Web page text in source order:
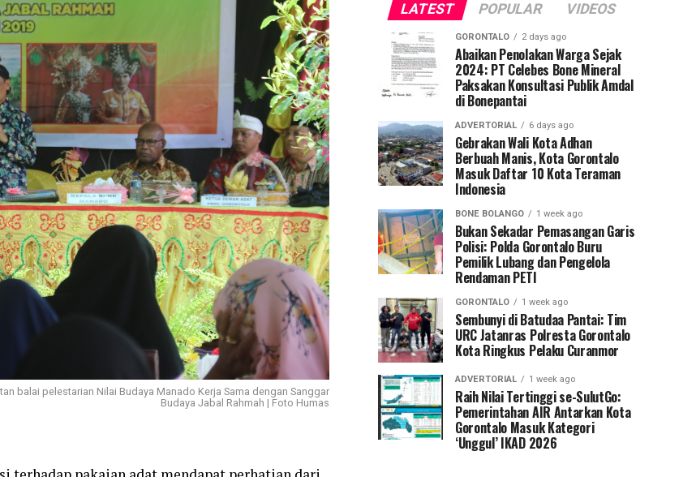
balai pelestarian Nilai Budaya Manado Kerja Sama dengan Sanggar
Budaya Jabal Rahmah | Foto Humas
LATEST POPULAR VIDEOS
GORONTALO 2 days ago
Abaikan Penolakan Warga Sejak
2024: PT Celebes Bone Mineral
Paksakan Konsultasi Publik Amdal
di Bonepantai
ADVERTORIAL 6 days ago
Gebrakan Wali Kota Adhan
Berbuah Manis, Kota Gorontalo
Masuk Daftar 10 Kota Teraman
Indonesia
BONE BOLANGO 1 week ago
Bukan Sekadar Pemasangan Garis
Polisi: Polda Gorontalo Buru
Pemilik Lubang dan Pengelola
Rendaman PETI
GORONTALO 1 week ago
Sembunyi di Batudaa Pantai: Tim
URC Jatanras Polresta Gorontalo
Kota Ringkus Pelaku Curanmor
ADVERTORIAL 1 week ago
Raih Nilai Tertinggi se-SulutGo:
Pemerintahan AIR Antarkan Kota
Gorontalo Masuk Kategori
‘Unggul’ IKAD 2026